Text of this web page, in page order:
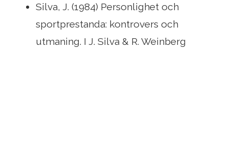
Silva, J. (1984) Personlighet och
sportprestanda: kontrovers och
utmaning. I J. Silva & R. Weinberg